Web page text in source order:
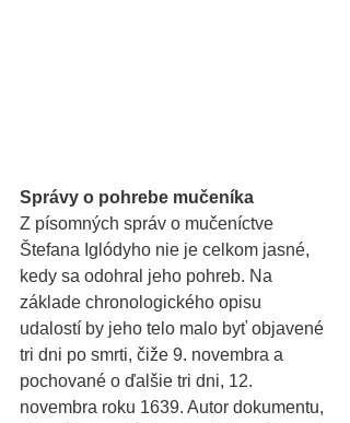
Správy o pohrebe mučeníka
Z písomných správ o mučeníctve
Štefana Iglódyho nie je celkom jasné,
kedy sa odohral jeho pohreb. Na
základe chronologického opisu
udalostí by jeho telo malo byť objavené
tri dni po smrti, čiže 9. novembra a
pochované o ďalšie tri dni, 12.
novembra roku 1639. Autor dokumentu,